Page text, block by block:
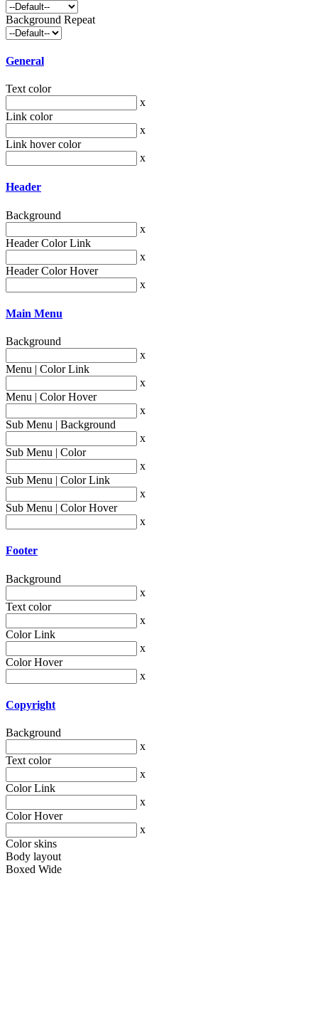
Background Repeat
General
Text color
x
Link color
x
Link hover color
x
Header
Background
x
Header Color Link
x
Header Color Hover
x
Main Menu
Background
x
Menu | Color Link
x
Menu | Color Hover
x
Sub Menu | Background
x
Sub Menu | Color
x
Sub Menu | Color Link
x
Sub Menu | Color Hover
x
Footer
Background
x
Text color
x
Color Link
x
Color Hover
x
Copyright
Background
x
Text color
x
Color Link
x
Color Hover
x
Color skins
Body layout
Boxed Wide